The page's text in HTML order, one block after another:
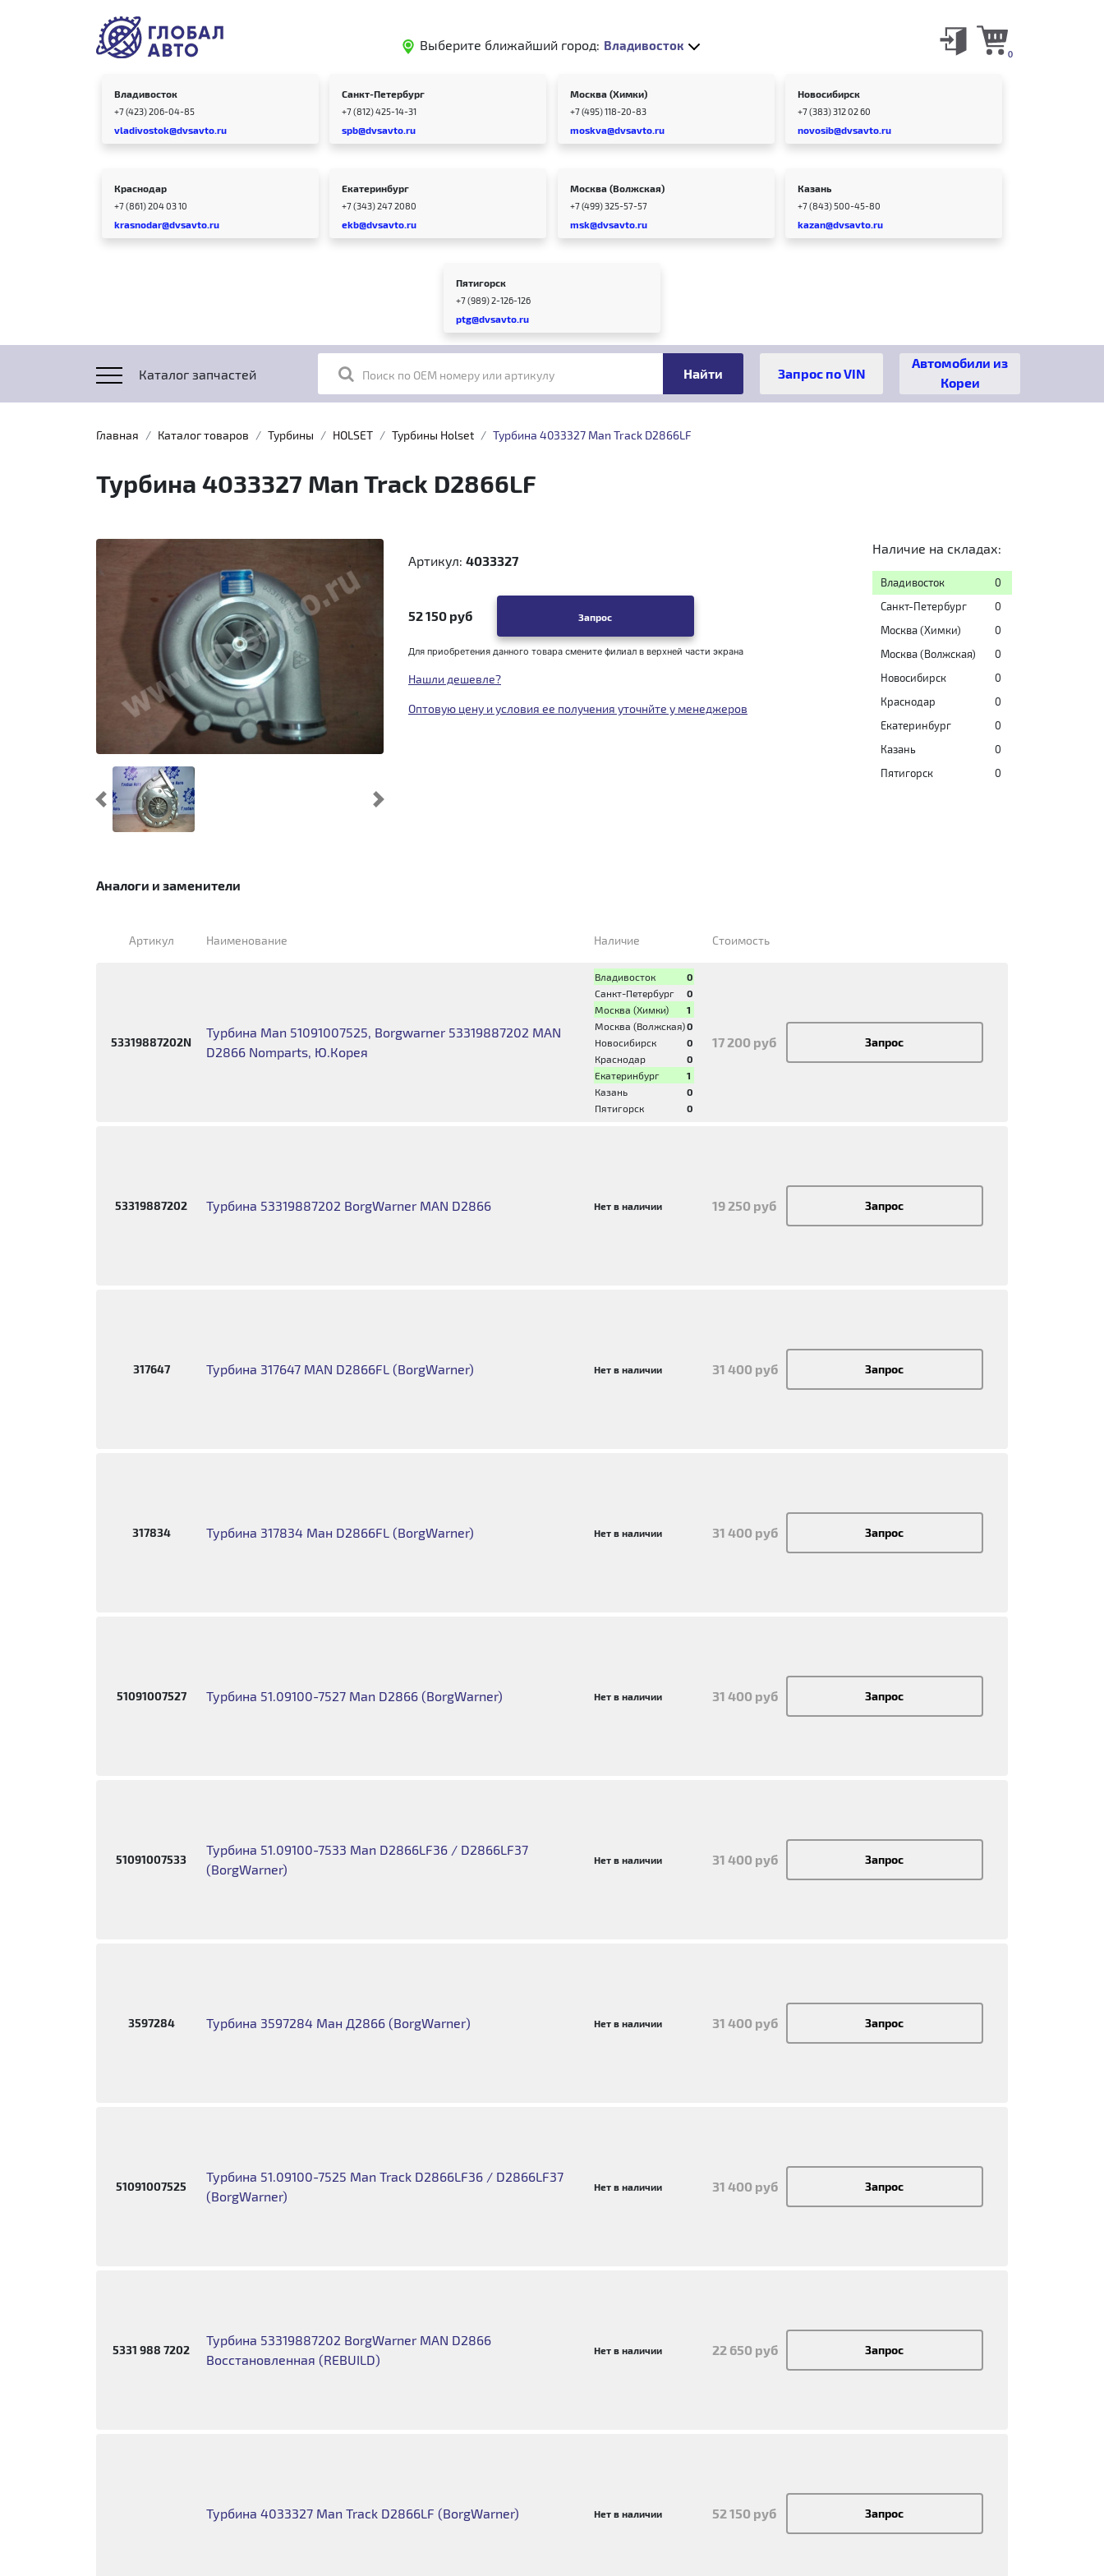
Выберите ближайший город: Владивосток
0
Владивосток
+7 (423) 206-04-85
vladivostok@dvsavto.ru
Санкт-Петербург
+7 (812) 425-14-31
spb@dvsavto.ru
Москва (Химки)
+7 (495) 118-20-83
moskva@dvsavto.ru
Новосибирск
+7 (383) 312 02 60
novosib@dvsavto.ru
Краснодар
+7 (861) 204 03 10
krasnodar@dvsavto.ru
Екатеринбург
+7 (343) 247 2080
ekb@dvsavto.ru
Москва (Волжская)
+7 (499) 325-57-57
msk@dvsavto.ru
Казань
+7 (843) 500-45-80
kazan@dvsavto.ru
Пятигорск
+7 (989) 2-126-126
ptg@dvsavto.ru
Каталог запчастей Поиск по OEM номеру или артикулу
Автомобили из
Кореи
Главная Каталог товаров Турбины HOLSET Турбины Holset Турбина 4033327 Man Track D2866LF
Турбина 4033327 Man Track D2866LF
Предыдущий Cледующий
Артикул: 4033327
52 150 руб Запрос
Для приобретения данного товара смените филиал в верхней части экрана
Нашли дешевле?
Оптовую цену и условия ее получения уточнйте у менеджеров
Наличие на складах:
Владивосток
0
Санкт-Петербург
0
Москва (Химки)
0
Москва (Волжская)
0
Новосибирск
0
Краснодар
0
Екатеринбург
0
Казань
0
Пятигорск
0
Аналоги и заменители
Артикул Наименование Наличие Стоимость
53319887202N
Турбина Man 51091007525, Borgwarner 53319887202 MAN
D2866 Nomparts, Ю.Корея
Владивосток
0
Санкт-Петербург
0
Москва (Химки)
1
Москва (Волжская)0
Новосибирск
0
Краснодар
0
Екатеринбург
1
Казань
0
Пятигорск
0
17 200 руб Запрос
53319887202 Турбина 53319887202 BorgWarner MAN D2866 Нет в наличии 19 250 руб Запрос
317647 Турбина 317647 MAN D2866FL (BorgWarner) Нет в наличии 31 400 руб Запрос
317834 Турбина 317834 Ман D2866FL (BorgWarner) Нет в наличии 31 400 руб Запрос
51091007527 Турбина 51.09100-7527 Man D2866 (BorgWarner) Нет в наличии 31 400 руб Запрос
51091007533
Турбина 51.09100-7533 Man D2866LF36 / D2866LF37
(BorgWarner)
Нет в наличии 31 400 руб Запрос
3597284 Турбина 3597284 Ман Д2866 (BorgWarner) Нет в наличии 31 400 руб Запрос
51091007525
Турбина 51.09100-7525 Man Track D2866LF36 / D2866LF37
(BorgWarner)
Нет в наличии 31 400 руб Запрос
5331 988 7202
Турбина 53319887202 BorgWarner MAN D2866
Восстановленная (REBUILD)
Нет в наличии 22 650 руб Запрос
Турбина 4033327 Man Track D2866LF (BorgWarner) Нет в наличии 52 150 руб Запрос